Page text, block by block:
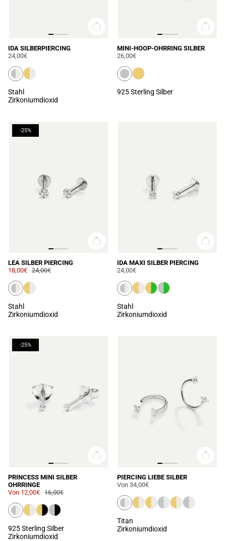
IDA SILBERPIERCING
24,00€
Stahl
Zirkoniumdioxid
MINI-HOOP-OHRRING SILBER
26,00€
925 Sterling Silber
-25%
LEA SILBER PIERCING
18,00€ 24,00€
Stahl
Zirkoniumdioxid
IDA MAXI SILBER PIERCING
24,00€
Stahl
Zirkoniumdioxid
-25%
PRINCESS MINI SILBER
OHRRINGE
Von 12,00€ 16,00€
925 Sterling Silber
Zirkoniumdioxid
PIERCING LIEBE SILBER
Von 34,00€
Titan
Zirkoniumdioxid